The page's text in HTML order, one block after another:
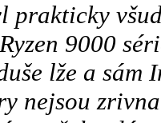
prakticky
9000
lže a sám
nejsou zrivna